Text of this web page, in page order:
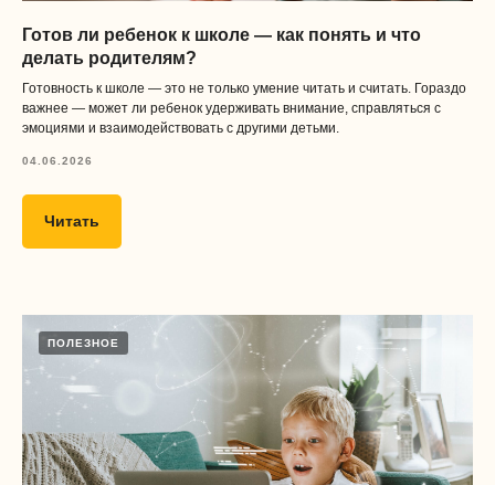
Готов ли ребенок к школе — как понять и что
делать родителям?
Готовность к школе — это не только умение читать и считать. Гораздо
важнее — может ли ребенок удерживать внимание, справляться с
эмоциями и взаимодействовать с другими детьми.
04.06.2026
Читать
ПОЛЕЗНОЕ